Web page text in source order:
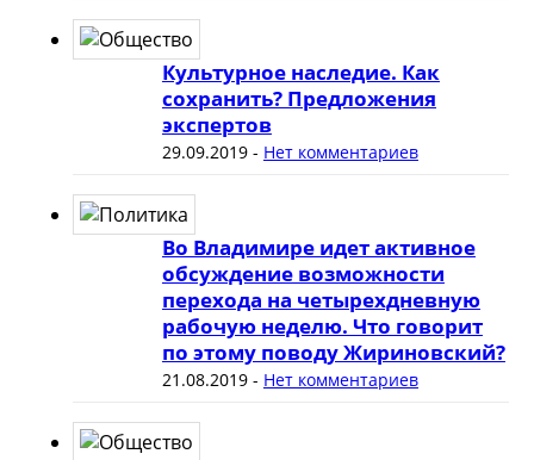
Культурное наследие. Как
сохранить? Предложения
экспертов
29.09.2019- Нет комментариев
Во Владимире идет активное
обсуждение возможности
перехода на четырехдневную
рабочую неделю. Что говорит
по этому поводу Жириновский?
21.08.2019- Нет комментариев